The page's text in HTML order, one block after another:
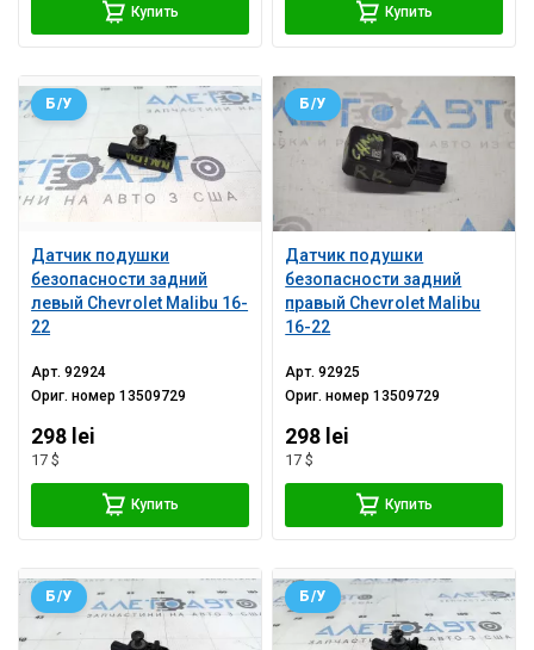
Купить Купить
Датчик подушки
безопасности задний
левый Chevrolet Malibu 16-
22
Б/У
Арт.92924
Ориг. номер13509729
298 lei
17 $
Купить
Датчик подушки
безопасности задний
правый Chevrolet Malibu
16-22
Б/У
Арт.92925
Ориг. номер13509729
298 lei
17 $
Купить
Б/У Б/У